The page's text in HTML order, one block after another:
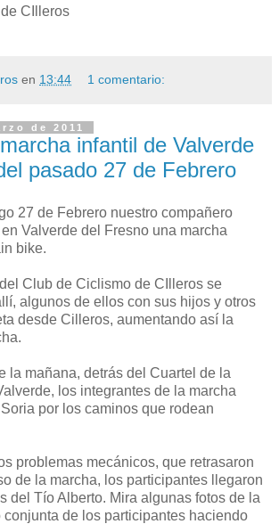
CIlleros
en 13:44 1 comentario:
de 2011
infantil de Valverde
pasado 27 de Febrero
27 de Febrero nuestro compañero
Valverde del Fresno una marcha
bike.
Club de Ciclismo de CIlleros se
algunos de ellos con sus hijos y otros
desde Cilleros, aumentando así la
la mañana, detrás del Cuartel de la
los integrantes de la marcha
por los caminos que rodean
problemas mecánicos, que retrasaron
de la marcha, los participantes llegaron
del Tío Alberto. Mira algunas fotos de la
conjunta de los participantes haciendo